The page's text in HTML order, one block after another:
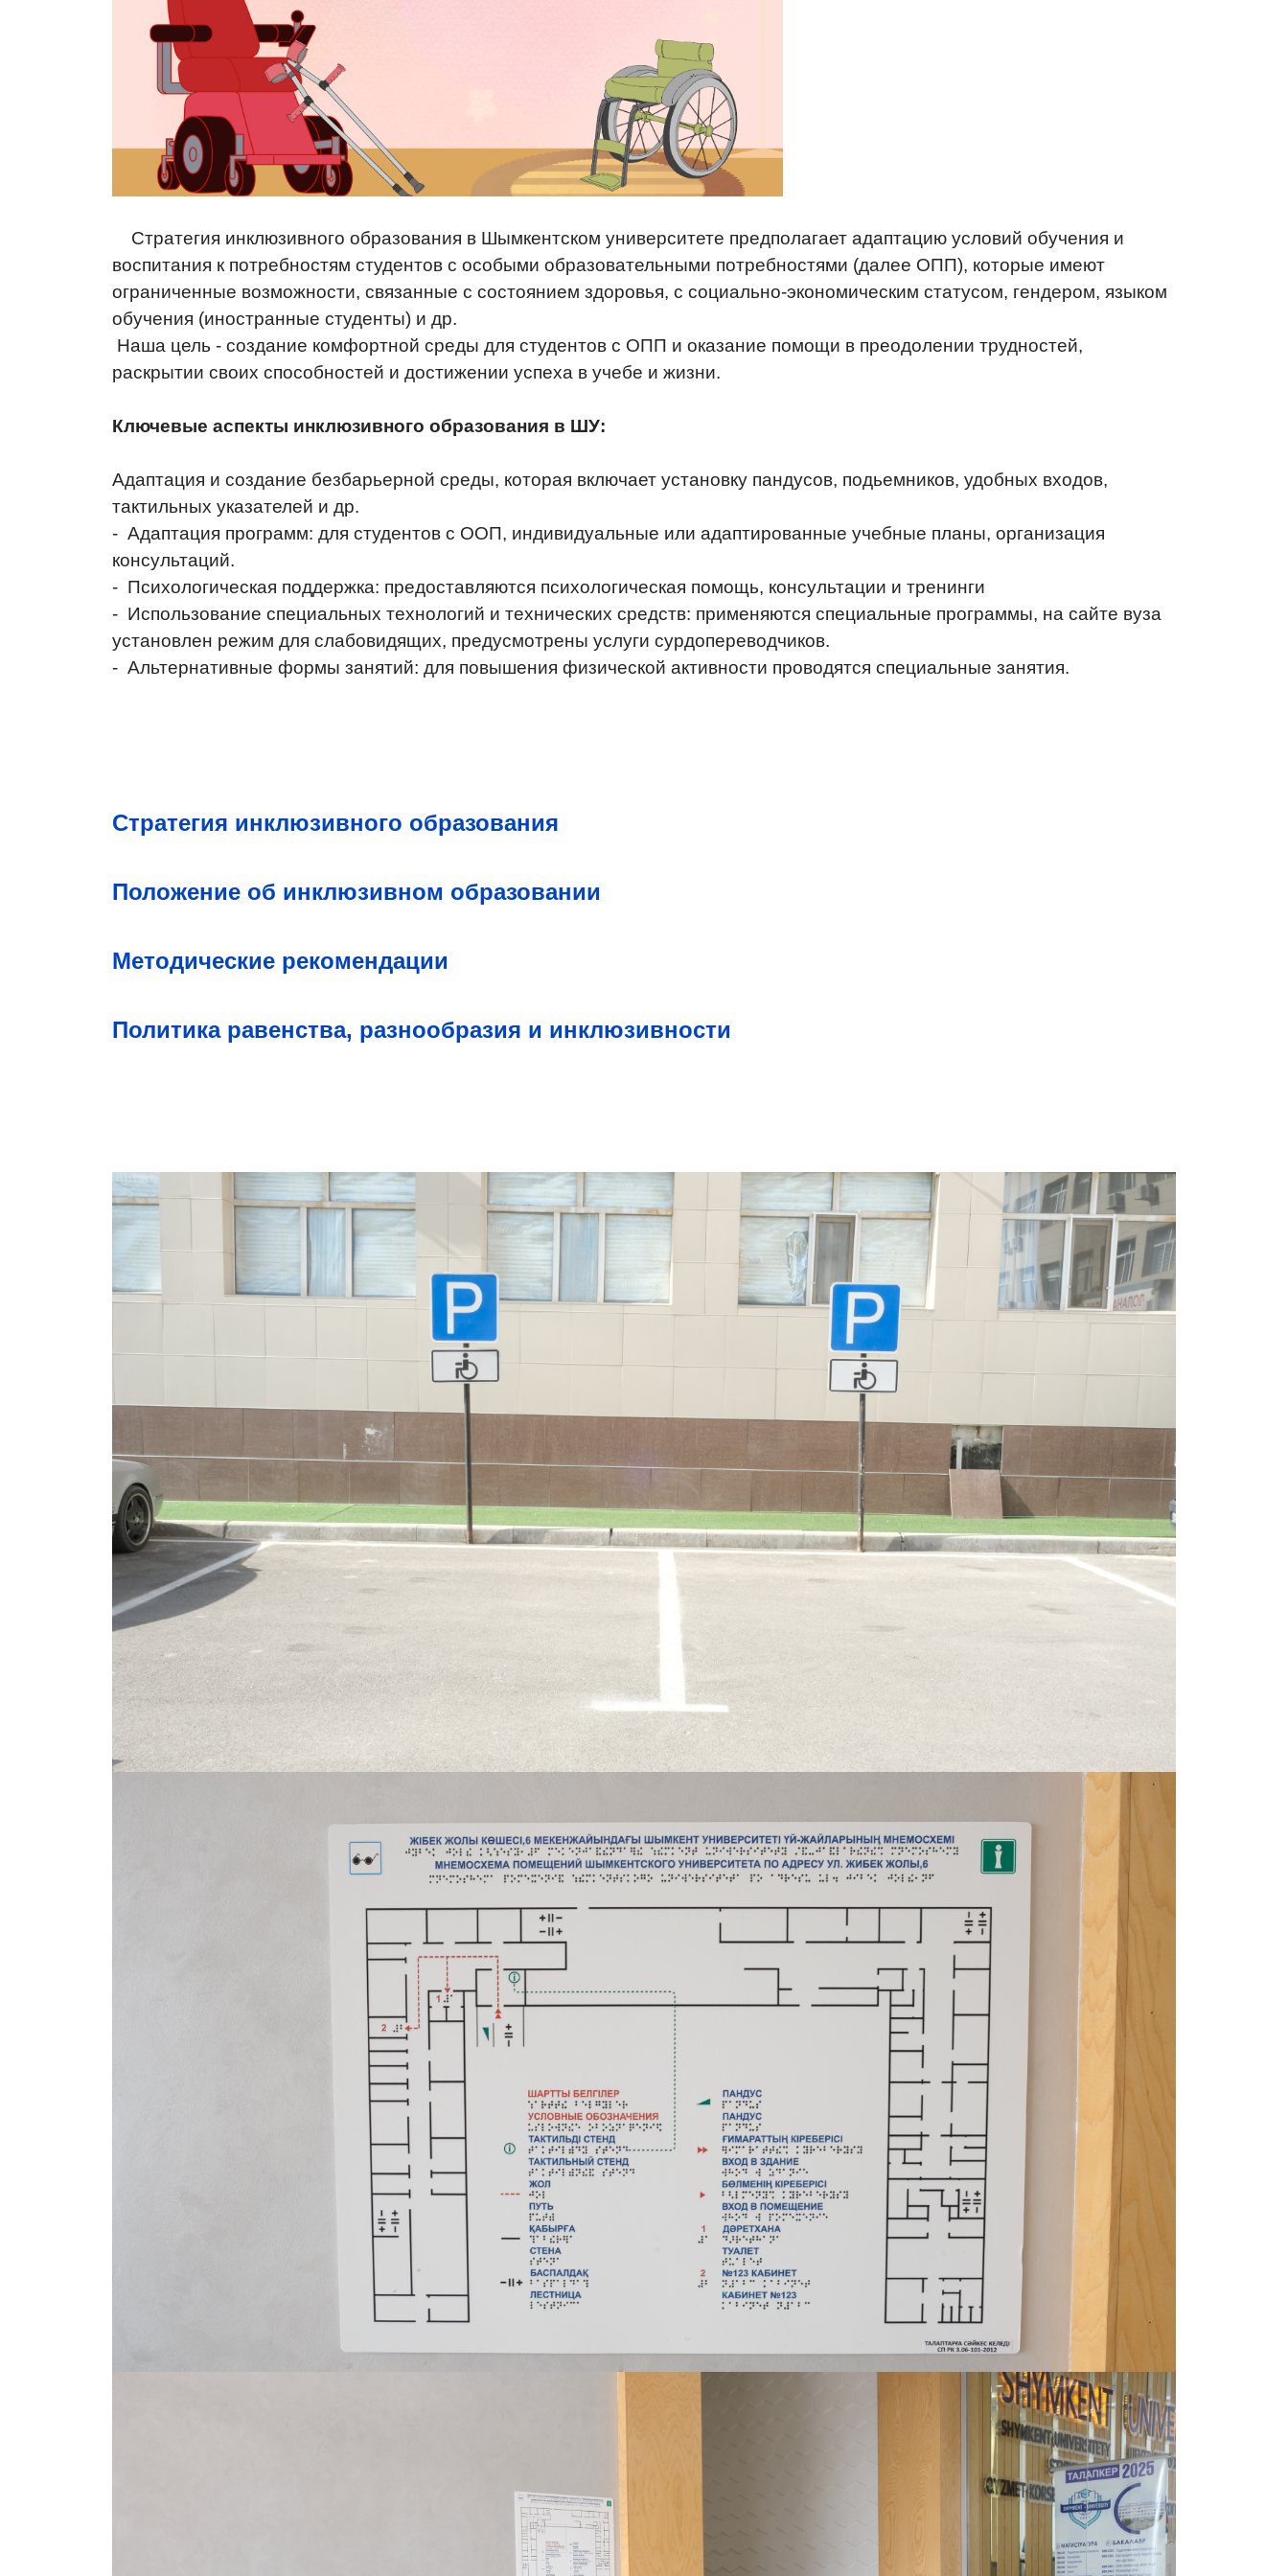
Стратегия инклюзивного образования в Шымкентском университете предполагает адаптацию условий обучения и
воспитания к потребностям студентов с особыми образовательными потребностями (далее ОПП), которые имеют
ограниченные возможности, связанные с состоянием здоровья, с социально-экономическим статусом, гендером, языком
обучения (иностранные студенты) и др.
Наша цель - создание комфортной среды для студентов с ОПП и оказание помощи в преодолении трудностей,
раскрытии своих способностей и достижении успеха в учебе и жизни.
Ключевые аспекты инклюзивного образования в ШУ:
Адаптация и создание безбарьерной среды, которая включает установку пандусов, подьемников, удобных входов,
тактильных указателей и др.
- Адаптация программ: для студентов с ООП, индивидуальные или адаптированные учебные планы, организация
консультаций.
- Психологическая поддержка: предоставляются психологическая помощь, консультации и тренинги
- Использование специальных технологий и технических средств: применяются специальные программы, на сайте вуза
установлен режим для слабовидящих, предусмотрены услуги сурдопереводчиков.
- Альтернативные формы занятий: для повышения физической активности проводятся специальные занятия.
Стратегия инклюзивного образования
Положение об инклюзивном образовании
Методические рекомендации
Политика равенства, разнообразия и инклюзивности